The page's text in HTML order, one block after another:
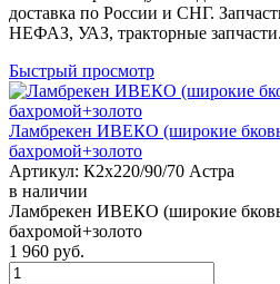
доставка по России и СНГ.
НЕФАЗ, УАЗ, тракторные запчасти.
Быстрый просмотр
Ламбрекен ИВЕКО (широкие
бахромой+золото
Артикул: К2х220/90/70 Астра
в наличии
Ламбрекен ИВЕКО (широкие
бахромой+золото
1 960 руб.